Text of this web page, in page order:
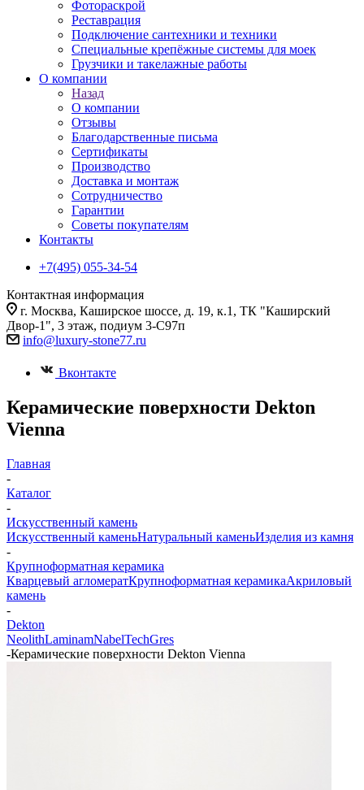
Фотораскрой
Реставрация
Подключение сантехники и техники
Специальные крепёжные системы для моек
Грузчики и такелажные работы
О компании
Назад
О компании
Отзывы
Благодарственные письма
Сертификаты
Производство
Доставка и монтаж
Сотрудничество
Гарантии
Советы покупателям
Контакты
+7(495) 055-34-54
Контактная информация
г. Москва, Каширское шоссе, д. 19, к.1, ТК "Каширский
Двор-1", 3 этаж, подиум 3-С97п
info@luxury-stone77.ru
Вконтакте
Керамические поверхности Dekton
Vienna
Главная
-
Каталог
-
Искусственный камень
Искусственный каменьНатуральный каменьИзделия из камня
-
Крупноформатная керамика
Кварцевый агломератКрупноформатная керамикаАкриловый
камень
-
Dekton
NeolithLaminamNabelTechGres
-Керамические поверхности Dekton Vienna